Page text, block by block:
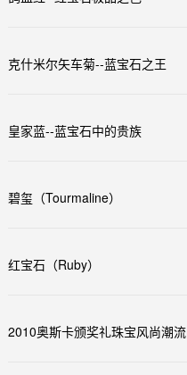
克什米尔矢车菊--蓝宝石之王
皇家蓝--蓝宝石中的贵族
碧玺（Tourmaline）
红宝石（Ruby）
2010奥斯卡颁奖礼珠宝风尚潮流